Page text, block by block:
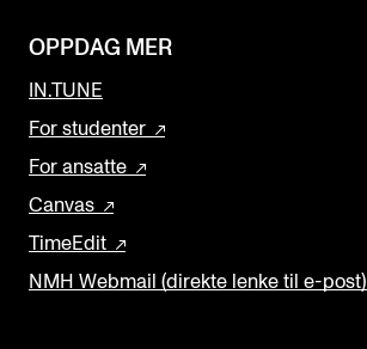
OPPDAG MER
IN.TUNE
For studenter
For ansatte
Canvas
TimeEdit
NMH Webmail (direkte lenke til e-post)